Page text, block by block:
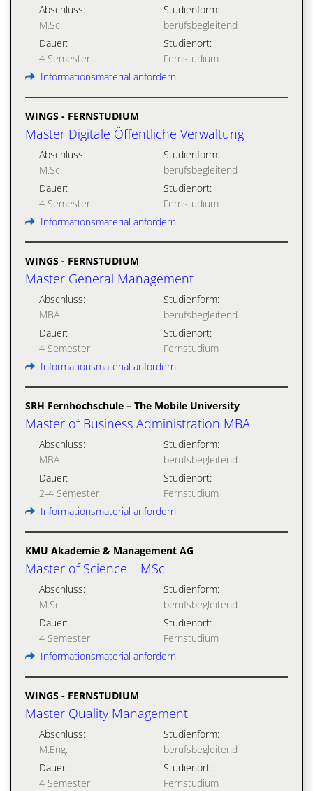
Abschluss:
M.Sc.
Studienform:
berufsbegleitend
Dauer:
4 Semester
Studienort:
Fernstudium
Informationsmaterial anfordern
WINGS - FERNSTUDIUM
Master Digitale Öffentliche Verwaltung
Abschluss:
M.Sc.
Studienform:
berufsbegleitend
Dauer:
4 Semester
Studienort:
Fernstudium
Informationsmaterial anfordern
WINGS - FERNSTUDIUM
Master General Management
Abschluss:
MBA
Studienform:
berufsbegleitend
Dauer:
4 Semester
Studienort:
Fernstudium
Informationsmaterial anfordern
SRH Fernhochschule – The Mobile University
Master of Business Administration MBA
Abschluss:
MBA
Studienform:
berufsbegleitend
Dauer:
2-4 Semester
Studienort:
Fernstudium
Informationsmaterial anfordern
KMU Akademie & Management AG
Master of Science – MSc
Abschluss:
M.Sc.
Studienform:
berufsbegleitend
Dauer:
4 Semester
Studienort:
Fernstudium
Informationsmaterial anfordern
WINGS - FERNSTUDIUM
Master Quality Management
Abschluss:
M.Eng.
Studienform:
berufsbegleitend
Dauer:
4 Semester
Studienort:
Fernstudium